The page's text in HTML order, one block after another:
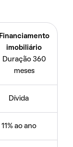
Financiamento
imobiliário
Duração 360
meses
Dívida
11% ao ano